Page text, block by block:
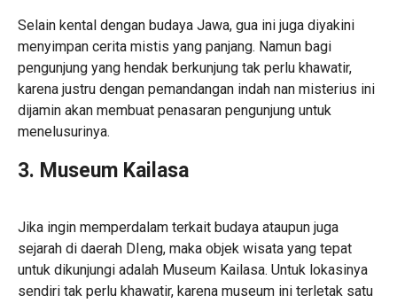
Selain kental dengan budaya Jawa, gua ini juga diyakini
menyimpan cerita mistis yang panjang. Namun bagi
pengunjung yang hendak berkunjung tak perlu khawatir,
karena justru dengan pemandangan indah nan misterius ini
dijamin akan membuat penasaran pengunjung untuk
menelusurinya.
3. Museum Kailasa
Jika ingin memperdalam terkait budaya ataupun juga
sejarah di daerah DIeng, maka objek wisata yang tepat
untuk dikunjungi adalah Museum Kailasa. Untuk lokasinya
sendiri tak perlu khawatir, karena museum ini terletak satu